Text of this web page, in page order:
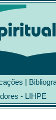
|
- LIHPE